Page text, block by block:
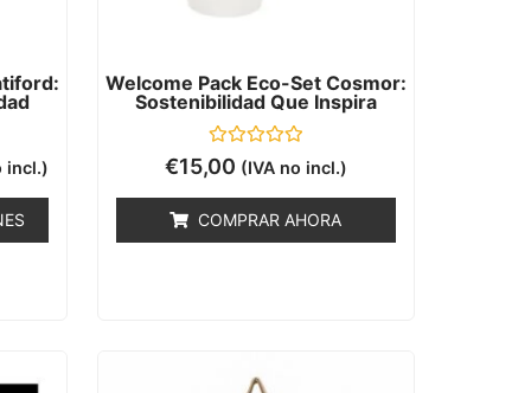
incl.)
Welcome Pack Eco-Set Cosmor:
Sostenibilidad Que Inspira
Valorado
con
5
€15,00 (IVA no incl.)
COMPRAR AHORA